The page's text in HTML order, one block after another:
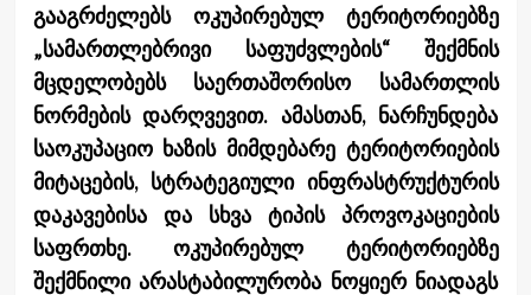
გააგრძელებს ოკუპირებულ ტერიტორიებზე
„სამართლებრივი საფუძვლების“ შექმნის
მცდელობებს საერთაშორისო სამართლის
ნორმების დარღვევით. ამასთან, ნარჩუნდება
საოკუპაციო ხაზის მიმდებარე ტერიტორიების
მიტაცების, სტრატეგიული ინფრასტრუქტურის
დაკავებისა და სხვა ტიპის პროვოკაციების
საფრთხე. ოკუპირებულ ტერიტორიებზე
შექმნილი არასტაბილურობა ნოყიერ ნიადაგს